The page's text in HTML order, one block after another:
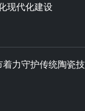
现代化建设
着力守护传统陶瓷技